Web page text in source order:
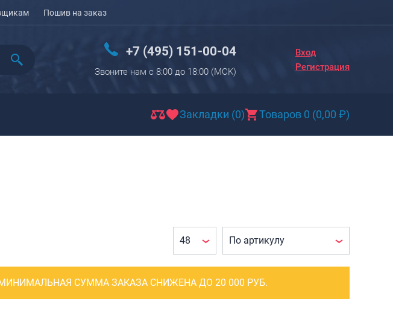
Пошив на заказ
+7 (495) 151-00-04
Звоните нам с 8:00 до 18:00 (МCK)
Вход
Регистрация
Закладки (0) Товаров 0 (0,00 ₽)
Новинки
Чемоданы на колесах
чемоданов
Бьюти-кейсы
МИНИМАЛЬНАЯ СУММА ЗАКАЗА СНИЖЕНА ДО 20 000 РУБ.